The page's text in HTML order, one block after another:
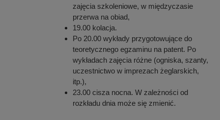
zajęcia szkoleniowe, w międzyczasie
przerwa na obiad,
19.00 kolacja.
Po 20.00 wykłady przygotowujące do
teoretycznego egzaminu na patent. Po
wykładach zajęcia różne (ogniska, szanty,
uczestnictwo w imprezach żeglarskich,
itp.),
23.00 cisza nocna. W zależności od
rozkładu dnia może się zmienić.